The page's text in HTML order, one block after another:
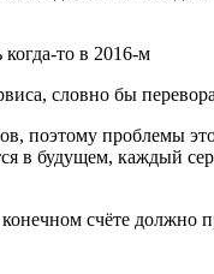
то в 2016-м
словно бы
проблемы
будущем, каждый
счёте